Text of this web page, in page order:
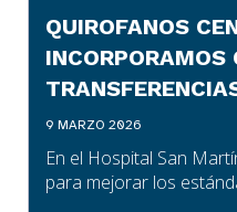
QUIROFANOS
9 MARZO 2026
En el Hospital San
para mejorar los